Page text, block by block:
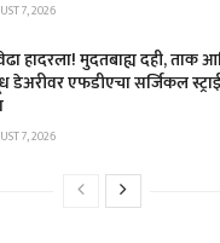
7, 2026
हादरला! मुदतबाह्य दही, ताक
डेअरीवर एफडीएचा सर्जिकल
7, 2026